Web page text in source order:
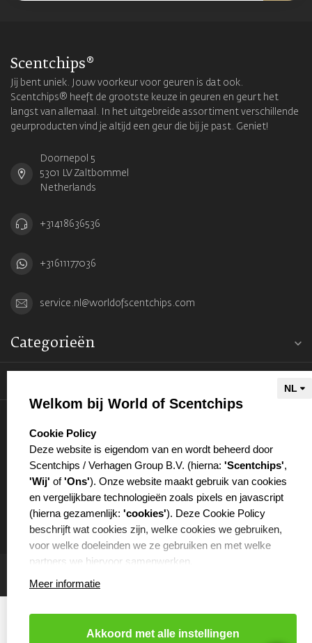
Scentchips®
Jij bent uniek. Jouw voorkeur voor geuren is dat ook.
Scentchips® heeft de grootste keuze in geuren en geurt het
langst van allemaal. In het uitgebreide assortiment verschillende
geurproducten vind je altijd een geur die bij je past. Geniet!
Doornepol 5
5301 LV Zaltbommel
Netherlands
+31418636536
+31611177036
service.nl@worldofscentchips.com
Categorieën
Welkom bij World of Scentchips
select language
Cookie Policy
Deze website is eigendom van en wordt beheerd door
Scentchips / Verhagen Group B.V. (hierna: 'Scentchips',
'Wij' of'Ons'). Onze website maakt gebruik van cookies
en vergelijkbare technologieën zoals pixels en javascript
(hierna gezamenlijk: 'cookies'). Deze Cookie Policy
beschrijft wat cookies zijn, welke cookies we gebruiken,
voor welke doeleinden we ze gebruiken en met welke
partners we hiervoor samenwerken.
Meer informatie
Akkoord met alle instellingen